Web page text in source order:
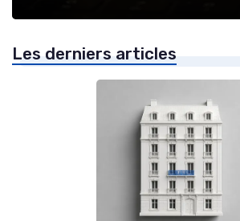
Les derniers articles